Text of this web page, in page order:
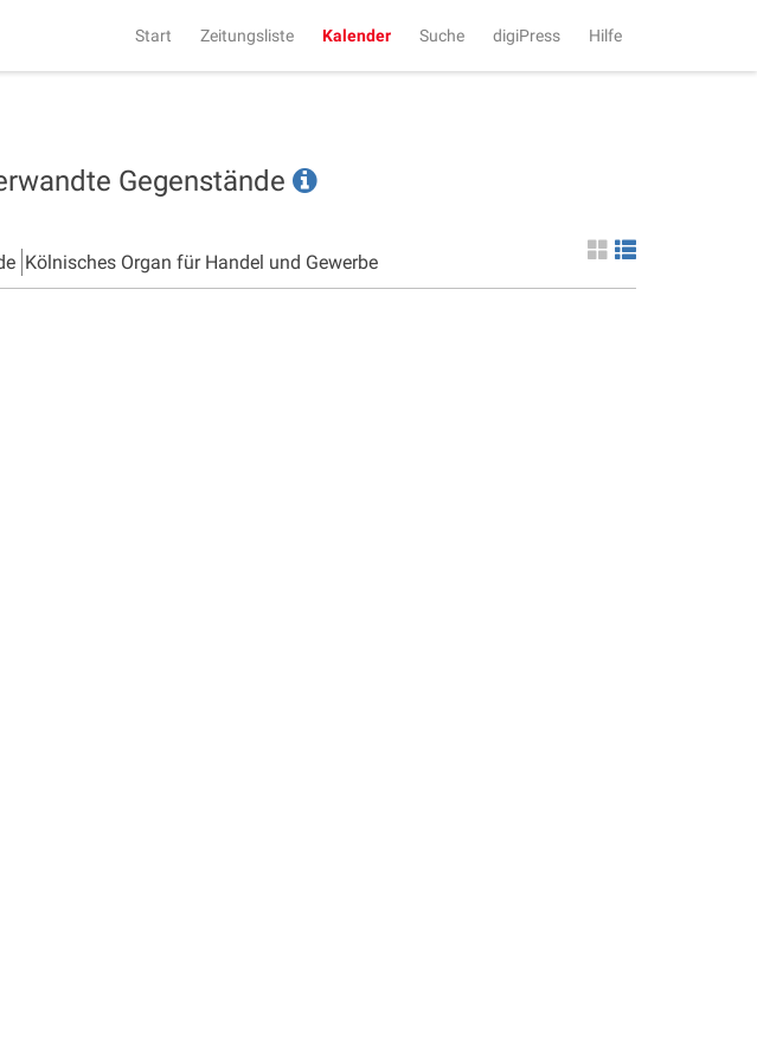
Start Zeitungsliste Kalender Suche digiPress Hilfe
Gegenstände
Kölnisches Organ für Handel und Gewerbe